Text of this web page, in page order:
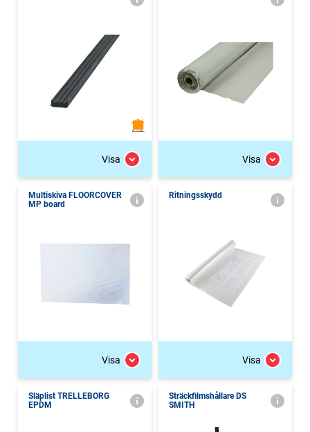
Visa Visa
Multiskiva FLOORCOVER
MP board
Visa
Ritningsskydd
Visa
Släplist TRELLEBORG
EPDM
Sträckfilmshållare DS
SMITH